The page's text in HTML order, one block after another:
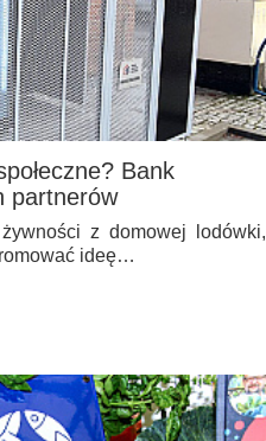
Bank
partnerów
z domowej lodówki,
ideę…